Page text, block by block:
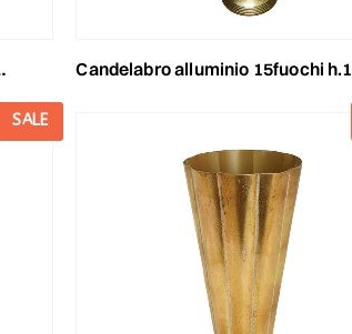
candelabro alluminio 15fuochi h.100 cm -mira- oro satinato
SALE